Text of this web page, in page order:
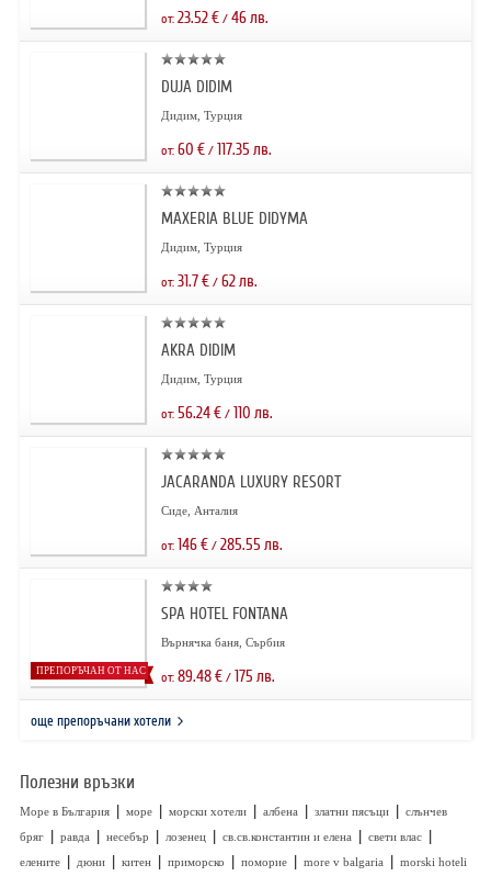
от: 23.52€/ 46лв.
DUJA DIDIM
Дидим, Турция
от: 60 €/ 117.35 лв.
MAXERIA BLUE DIDYMA
Дидим, Турция
от: 31.7€/ 62лв.
AKRA DIDIM
Дидим, Турция
от: 56.24€/ 110 лв.
JACARANDA LUXURY RESORT
Сиде, Анталия
от: 146€/ 285.55 лв.
ПРЕПОРЪЧАН ОТ НАС
SPA HOTEL FONTANA
Върнячка баня, Сърбия
от: 89.48€/ 175 лв.
още препоръчани хотели
Полезни връзки
Море в България | море | морски хотели | албена | златни пясъци | слънчев
бряг | равда | несебър | лозенец | св.св.константин и елена | свети влас |
елените | дюни | китен | приморско | поморие | more v balgaria | morski hoteli